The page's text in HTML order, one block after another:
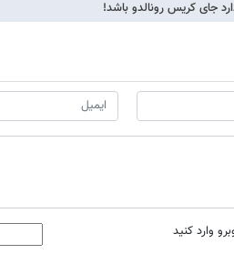
جای کریس رونالدو باشد!
وارد کنید